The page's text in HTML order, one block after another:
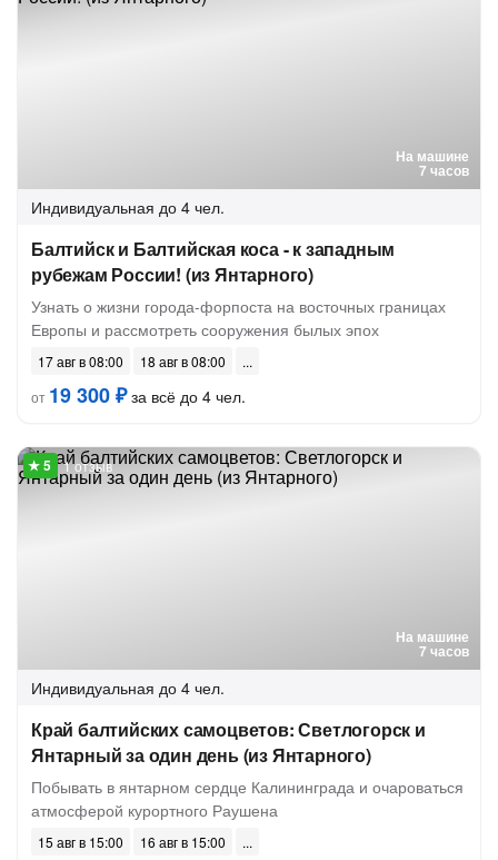
На машине
7 часов
Индивидуальная до 4 чел.
Балтийск и Балтийская коса - к западным
рубежам России! (из Янтарного)
Узнать о жизни города-форпоста на восточных границах
Европы и рассмотреть сооружения былых эпох
17 авг в 08:00
18 авг в 08:00
от 19 300 ₽за всё до 4 чел.
На машине
7 часов
1 отзыв
Индивидуальная до 4 чел.
Край балтийских самоцветов: Светлогорск и
Янтарный за один день (из Янтарного)
Побывать в янтарном сердце Калининграда и очароваться
атмосферой курортного Раушена
15 авг в 15:00
16 авг в 15:00